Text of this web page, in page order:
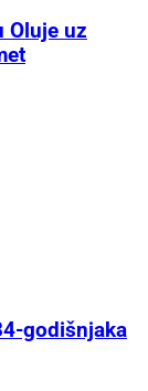
Oluje uz
godišnjaka